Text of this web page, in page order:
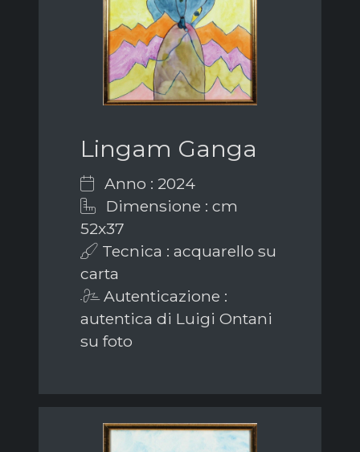
Lingam Ganga
Anno : 2024
Dimensione : cm
52x37
Tecnica : acquarello su
carta
Autenticazione :
autentica di Luigi Ontani
su foto